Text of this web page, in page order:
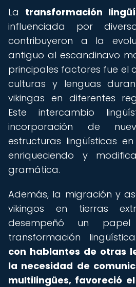
La transformación
influenciada por
contribuyeron a la
antiguo al escandinavo
principales factores fue el
culturas y lenguas
vikingas en diferentes
Este intercambio
incorporación de
estructuras lingüísticas
enriqueciendo y
gramática.
Además, la migración y
vikingos en tierras
desempeñó un
transformación
con hablantes de otras
la necesidad de
multilingües, favoreció